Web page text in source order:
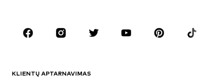
Aksesuarai
Premium
Naujienos
KLIENTŲ APTARNAVIMAS